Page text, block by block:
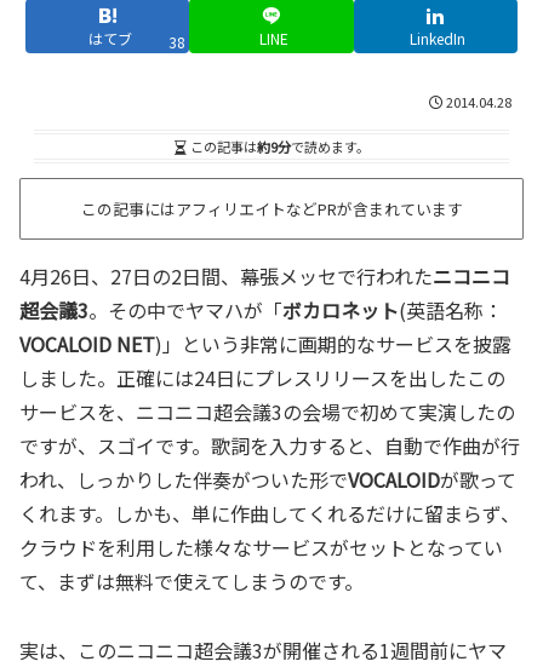
はてブ 38 LINE LinkedIn
2014.04.28
この記事は約9分で読めます。
この記事にはアフィリエイトなどPRが含まれています
4月26日、27日の2日間、幕張メッセで行われたニコニコ
超会議3。その中でヤマハが「ボカロネット(英語名称：
VOCALOID NET)」という非常に画期的なサービスを披露
しました。正確には24日にプレスリリースを出したこの
サービスを、ニコニコ超会議3の会場で初めて実演したの
ですが、スゴイです。歌詞を入力すると、自動で作曲が行
われ、しっかりした伴奏がついた形でVOCALOIDが歌って
くれます。しかも、単に作曲してくれるだけに留まらず、
クラウドを利用した様々なサービスがセットとなってい
て、まずは無料で使えてしまうのです。
実は、このニコニコ超会議3が開催される1週間前にヤマ